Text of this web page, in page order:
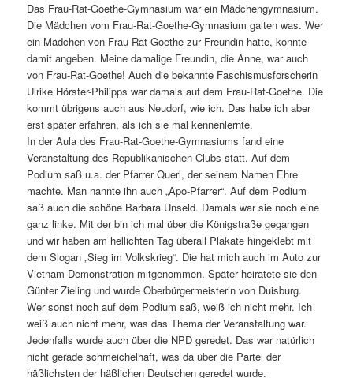
Das Frau-Rat-Goethe-Gymnasium war ein Mädchengymnasium.
Die Mädchen vom Frau-Rat-Goethe-Gymnasium galten was. Wer
ein Mädchen von Frau-Rat-Goethe zur Freundin hatte, konnte
damit angeben. Meine damalige Freundin, die Anne, war auch
von Frau-Rat-Goethe! Auch die bekannte Faschismusforscherin
Ulrike Hörster-Philipps war damals auf dem Frau-Rat-Goethe. Die
kommt übrigens auch aus Neudorf, wie ich. Das habe ich aber
erst später erfahren, als ich sie mal kennenlernte.
In der Aula des Frau-Rat-Goethe-Gymnasiums fand eine
Veranstaltung des Republikanischen Clubs statt. Auf dem
Podium saß u.a. der Pfarrer Querl, der seinem Namen Ehre
machte. Man nannte ihn auch „Apo-Pfarrer“. Auf dem Podium
saß auch die schöne Barbara Unseld. Damals war sie noch eine
ganz linke. Mit der bin ich mal über die Königstraße gegangen
und wir haben am hellichten Tag überall Plakate hingeklebt mit
dem Slogan „Sieg im Volkskrieg“. Die hat mich auch im Auto zur
Vietnam-Demonstration mitgenommen. Später heiratete sie den
Günter Zieling und wurde Oberbürgermeisterin von Duisburg.
Wer sonst noch auf dem Podium saß, weiß ich nicht mehr. Ich
weiß auch nicht mehr, was das Thema der Veranstaltung war.
Jedenfalls wurde auch über die NPD geredet. Das war natürlich
nicht gerade schmeichelhaft, was da über die Partei der
häßlichsten der häßlichen Deutschen geredet wurde.